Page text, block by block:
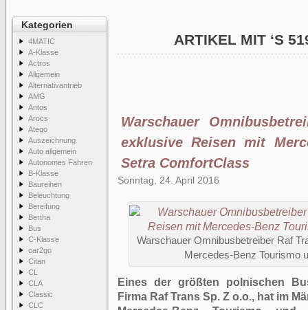
Kategorien
4MATIC
A-Klasse
Actros
Allgemein
Alternativantrieb
AMG
Antos
Arocs
Atego
Auszeichnung
Auto allgemein
Autonomes Fahren
B-Klasse
Baureihen
Beleuchtung
Bereifung
Bertha
Bus
C-Klasse
car2go
Citan
CL
CLA
Classic
CLC
ARTIKEL MIT ‘S
Warschauer
exklusive Reisen mit
Setra ComfortClass
Sonntag, 24. April 2016
Warschauer Omnibusbetreiber Raf
Mercedes-Benz Tourismo
Eines der größten polnischen
Firma Raf Trans Sp. Z o.o., hat im